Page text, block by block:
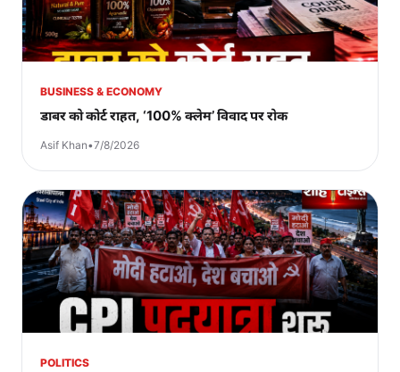
BUSINESS & ECONOMY
डाबर को कोर्ट राहत, ‘100% क्लेम’ विवाद पर रोक
Asif Khan•7/8/2026
POLITICS